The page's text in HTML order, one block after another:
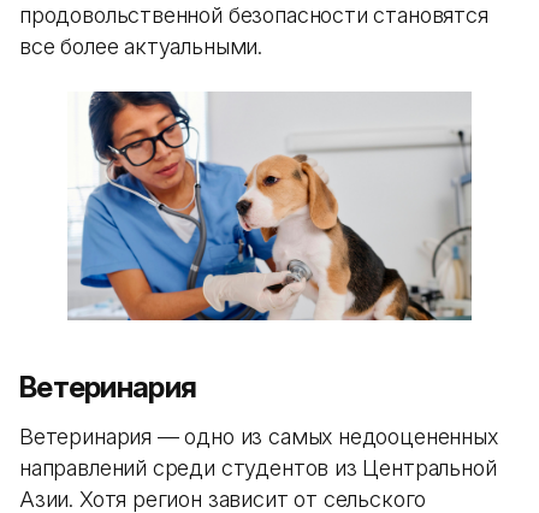
продовольственной безопасности становятся
все более актуальными.
Ветеринария
Ветеринария — одно из самых недооцененных
направлений среди студентов из Центральной
Азии. Хотя регион зависит от сельского